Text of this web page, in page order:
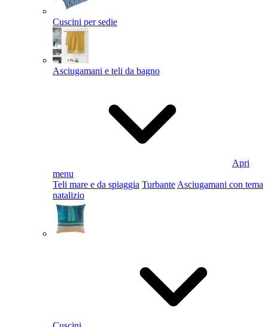
Cuscini per sedie
Asciugamani e teli da bagno
Apri
menu
Teli mare e da spiaggia Turbante Asciugamani con tema
natalizio